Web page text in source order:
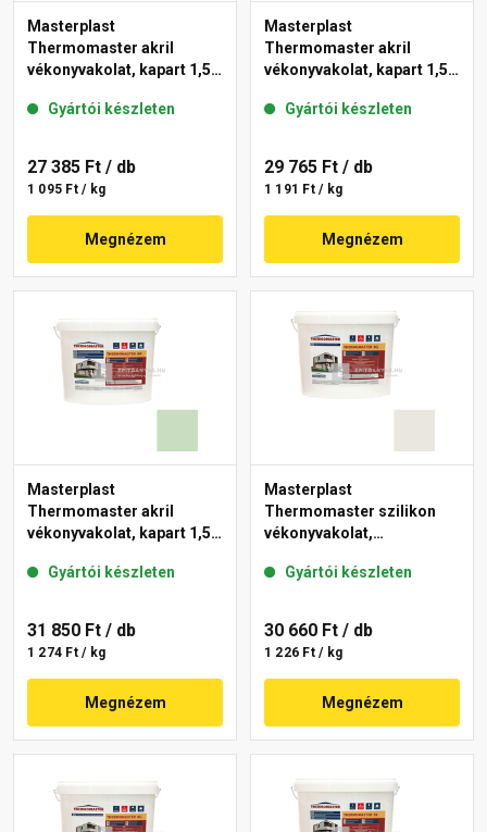
Masterplast
Thermomaster akril
vékonyvakolat, kapart 1,5
Gyártói készleten
27 385 Ft / db
1 095 Ft / kg
Megnézem
Masterplast
Thermomaster akril
vékonyvakolat, kapart 1,5
Gyártói készleten
29 765 Ft / db
1 191 Ft / kg
Megnézem
Masterplast
Thermomaster akril
vékonyvakolat, kapart 1,5
Gyártói készleten
31 850 Ft / db
1 274 Ft / kg
Megnézem
Masterplast
Thermomaster szilikon
vékonyvakolat,
45-F 25 kg
Gyártói készleten
30 660 Ft / db
1 226 Ft / kg
Megnézem